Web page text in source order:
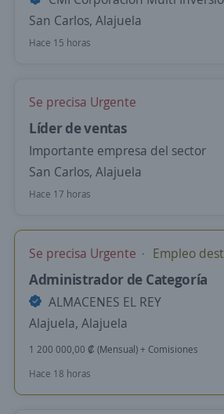
San Carlos, Alajuela
Hace 15 horas
Se precisa Urgente
Líder de ventas
Importante empresa del sector
San Carlos, Alajuela
Hace 17 horas
Se precisa Urgente Empleo
Administrador de Categoría
ALMACENES EL REY
Alajuela, Alajuela
1 200 000,00 ₡ (Mensual) + Comisiones
Hace 18 horas